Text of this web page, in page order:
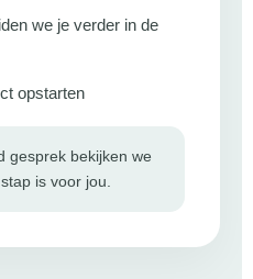
we je verder in de
opstarten
gesprek bekijken we
is voor jou.